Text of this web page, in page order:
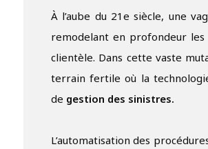
À l’aube du 21e siècle, une
remodelant en profondeur
clientèle. Dans cette vaste
terrain fertile où la
de gestion des sinistres.
L’automatisation des